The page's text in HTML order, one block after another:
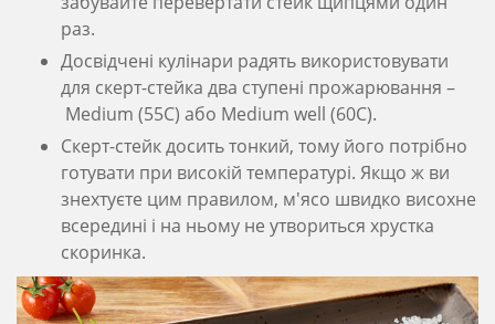
раз.
Досвідчені кулінари радять використовувати
для скерт-стейка два ступені прожарювання –
Medium (55C) або Medium well (60C).
Скерт-стейк досить тонкий, тому його потрібно
готувати при високій температурі. Якщо ж ви
знехтуєте цим правилом, м'ясо швидко висохне
всередині і на ньому не утвориться хрустка
скоринка.